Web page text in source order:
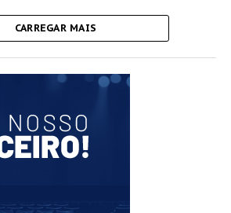
CARREGAR MAIS